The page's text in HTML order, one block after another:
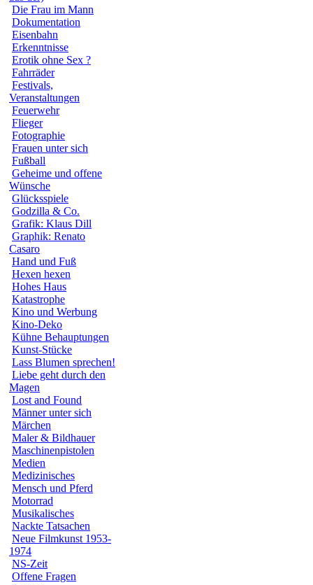
Die Frau im Mann
Dokumentation
Eisenbahn
Erkenntnisse
Erotik ohne Sex ?
Fahrräder
Festivals,
Veranstaltungen
Feuerwehr
Flieger
Fotographie
Frauen unter sich
Fußball
Geheime und offene
Wünsche
Glücksspiele
Godzilla & Co.
Grafik: Klaus Dill
Graphik: Renato
Casaro
Hand und Fuß
Hexen hexen
Hohes Haus
Katastrophe
Kino und Werbung
Kino-Deko
Kühne Behauptungen
Kunst-Stücke
Lass Blumen sprechen!
Liebe geht durch den
Magen
Lost and Found
Männer unter sich
Märchen
Maler & Bildhauer
Maschinenpistolen
Medien
Medizinisches
Mensch und Pferd
Motorrad
Musikalisches
Nackte Tatsachen
Neue Filmkunst 1953-
1974
NS-Zeit
Offene Fragen